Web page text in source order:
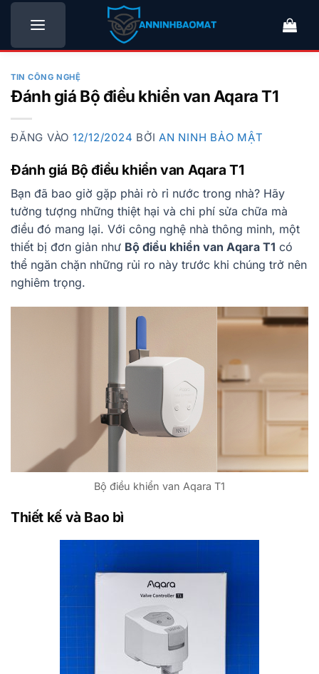
Bỏ
nội
TIN CÔNG NGHỆ
Đánh giá Bộ điều khiển van Aqara T1
ĐĂNG VÀO 12/12/2024 BỞI AN NINH BẢO MẬT
Đánh giá Bộ điều khiển van Aqara T1
Bạn đã bao giờ gặp phải rò rỉ nước trong nhà? Hãy
tưởng tượng những thiệt hại và chi phí sửa chữa mà
điều đó mang lại. Với công nghệ nhà thông minh, một
thiết bị đơn giản như Bộ điều khiển van Aqara T1 có
thể ngăn chặn những rủi ro này trước khi chúng trở nên
nghiêm trọng.
Bộ điều khiển van Aqara T1
Thiết kế và Bao bì